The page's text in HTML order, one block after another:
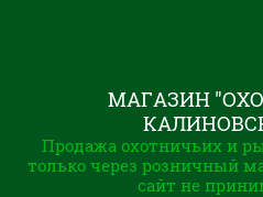
МАГАЗИН
Продажа охотничьих и
только через розничный
сайт не